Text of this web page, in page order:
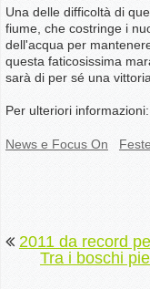
Una delle difficoltà di
fiume, che costringe i
dell'acqua per
questa faticosissima
sarà di per sé una
Per ulteriori informazioni:
News e Focus On
2011 da record
Tra i boschi